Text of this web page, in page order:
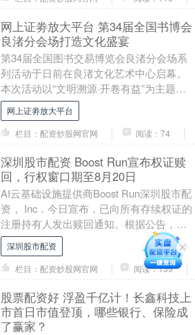
网上证劵放大平台 第34届全国书博会
良渚分会场打造文化盛宴
第34届全国图书交易博览会良渚分会场系
列活动于日前在良渚文化艺术中心启幕。
本次活动以“文明溯源·开卷有益”为主题，
联动良渚文化艺术中心、杭州国家版本
馆、良渚博物....
网上证劵放大平台
栏目：配资炒股网官网
阅读：74
深圳股市配资 Boost Run宣布权证赎
回，行权窗口期至8月20日
AI云基础设施提供商Boost Run深圳股市配
资， Inc．今日宣布，已向所有存续权证的
注册持有人发出赎回通知。根据公告，公
司将于纽约时间2026年8月20日....
深圳股市配资
栏目：配资炒股网官网
阅读：139
股票配资好 浮盈千亿计！长鑫科技上
市首日市值登顶，哪些银行、保险成
了赢家？